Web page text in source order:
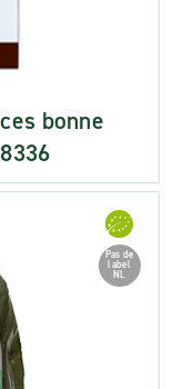
bonne
Pas de
label
NL